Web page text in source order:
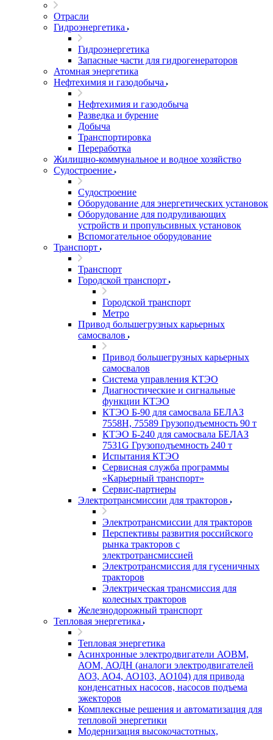
Отрасли
Гидроэнергетика
Гидроэнергетика
Запасные части для гидрогенераторов
Атомная энергетика
Нефтехимия и газодобыча
Нефтехимия и газодобыча
Разведка и бурение
Добыча
Транспортировка
Переработка
Жилищно-коммунальное и водное хозяйство
Судостроение
Судостроение
Оборудование для энергетических установок
Оборудование для подруливающих
устройств и пропульсивных установок
Вспомогательное оборудование
Транспорт
Транспорт
Городской транспорт
Городской транспорт
Метро
Привод большегрузных карьерных
самосвалов
Привод большегрузных карьерных
самосвалов
Система управления КТЭО
Диагностические и сигнальные
функции КТЭО
КТЭО Б-90 для самосвала БЕЛАЗ
7558H, 75589 Грузоподъемность 90 т
КТЭО Б-240 для самосвала БЕЛАЗ
7531G Грузоподъемность 240 т
Испытания КТЭО
Сервисная служба программы
«Карьерный транспорт»
Сервис-партнеры
Электротрансмиссии для тракторов
Электротрансмиссии для тракторов
Перспективы развития российского
рынка тракторов с
электротрансмиссией
Электротрансмиссия для гусеничных
тракторов
Электрическая трансмиссия для
колесных тракторов
Железнодорожный транспорт
Тепловая энергетика
Тепловая энергетика
Асинхронные электродвигатели АОВМ,
АОМ, АОДН (аналоги электродвигателей
АО3, АО4, АО103, АО104) для привода
конденсатных насосов, насосов подъема
эжекторов
Комплексные решения и автоматизация для
тепловой энергетики
Модернизация высокочастотных,